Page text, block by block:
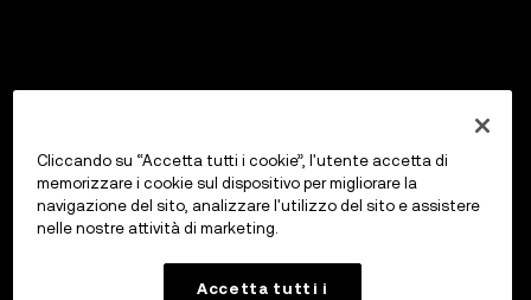
Cliccando su “Accetta tutti i cookie”, l'utente accetta di
memorizzare i cookie sul dispositivo per migliorare la
navigazione del sito, analizzare l'utilizzo del sito e assistere
nelle nostre attività di marketing.
Accetta tutti i